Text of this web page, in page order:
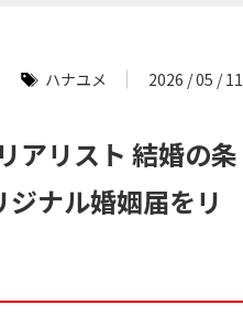
ハナユメ 2026 / 05 / 11
アリスト 結婚の条
ナル婚姻届をリ